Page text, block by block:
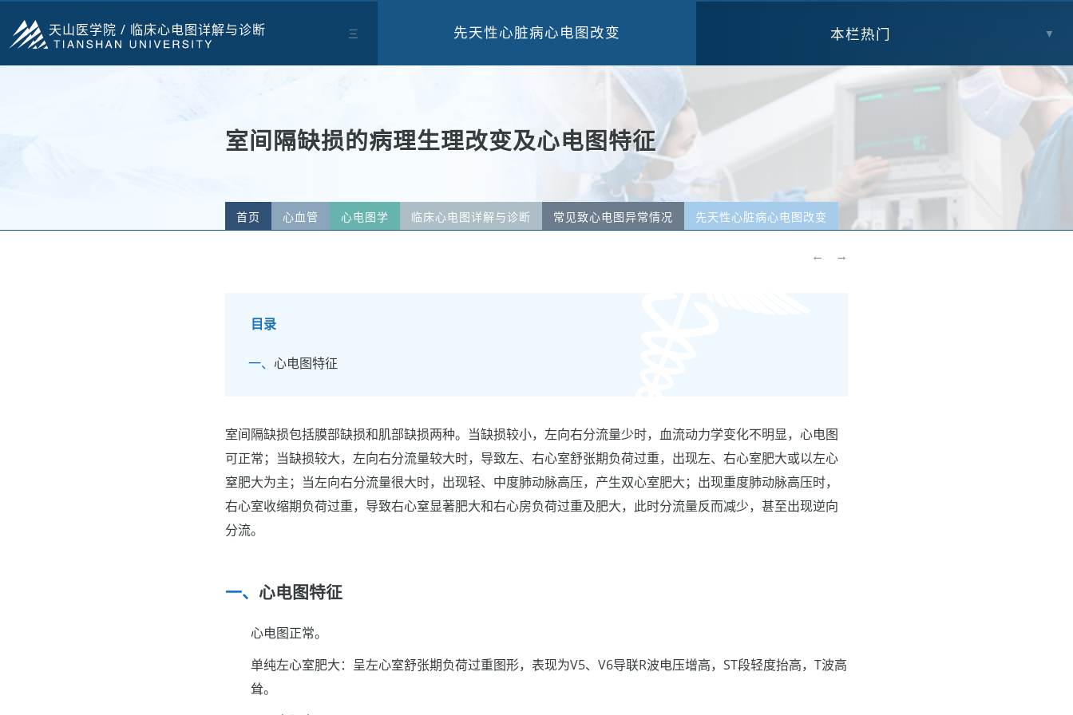
天山医学院 / 临床心电图详解与诊断 三 先天性心脏病心电图改变 本栏热门 ▼
室间隔缺损的病理生理改变及心电图特征
首页 心血管 心电图学 临床心电图详解与诊断 常见致心电图异常情况 先天性心脏病心电图改变
← →
目录
心电图特征
室间隔缺损包括膜部缺损和肌部缺损两种。当缺损较小，左向右分流量少时，血流动力学变化不明显，心电图
可正常；当缺损较大，左向右分流量较大时，导致左、右心室舒张期负荷过重，出现左、右心室肥大或以左心
窒肥大为主；当左向右分流量很大时，出现轻、中度肺动脉高压，产生双心室肥大；出现重度肺动脉高压时，
右心室收缩期负荷过重，导致右心窒显著肥大和右心房负荷过重及肥大，此时分流量反而减少，甚至出现逆向
分流。
心电图特征
心电图正常。
单纯左心室肥大：呈左心室舒张期负荷过重图形，表现为V5、V6导联R波电压增高，ST段轻度抬高，T波高
耸。